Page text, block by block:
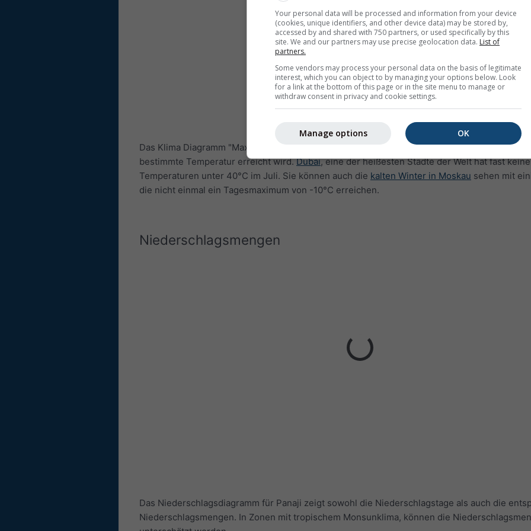
Das Klima Diagramm "Maximale Temperaturen" für Panaji zeigt, an wie vielen Tagen im
bestimmte Temperatur erreicht wird.Dubai, eine der heißesten Städte der Welt hat fast
Temperaturen unter 40°C im Juli. Sie können auch die kalten Winter in Moskau sehen mit
die nicht einmal ein Tagesmaximum von -10°C erreichen.
Niederschlagsmengen
Das Niederschlagsdiagramm für Panaji zeigt sowohl die Niederschlagstage als auch die
Niederschlagsmengen. In Zonen mit tropischem Monsunklima, können die
Your personal data will be processed and information from your device
(cookies, unique identifiers, and other device data) may be stored by,
accessed by and shared with 750 partners, or used specifically by this
site. We and our partners may use precise geolocation data. List of
partners.
Some vendors may process your personal data on the basis of legitimate
interest, which you can object to by managing your options below. Look
for a link at the bottom of this page or in the site menu to manage or
withdraw consent in privacy and cookie settings.
OK
Manage options